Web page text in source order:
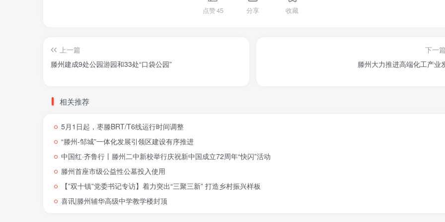
点赞45 分享 收藏
上一篇
滕州建成9处公园游园和33处“口袋公园”
下一
滕州大力推进高端化工产业
相关推荐
5月1日起，枣滕BRT/T6线运行时间调整
“滕州-邹城”一体化发展引领区建设有序推进
中国红·齐鲁行丨滕州二中新校举行庆祝新中国成立72周年“快闪”活动
滕州首座市级公益性公墓投入使用
【”双十镇”党委书记专访】着力突出“三聚三新” 打造乡村振兴样板
喜讯|滕州辅华高级中学教学楼封顶